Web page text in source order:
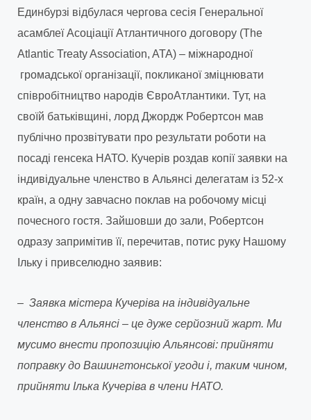
Единбурзі відбулася чергова сесія Генеральної
асамблеї Асоціації Атлантичного договору (The
Atlantic Treaty Association, ATA) – міжнародної
громадської організації, покликаної зміцнювати
співробітництво народів ЄвроАтлантики. Тут, на
своїй батьківщині, лорд Джордж Робертсон мав
публічно прозвітувати про результати роботи на
посаді генсека НАТО. Кучерів роздав копії заявки на
індивідуальне членство в Альянсі делегатам із 52-х
країн, а одну завчасно поклав на робочому місці
почесного гостя. Зайшовши до зали, Робертсон
одразу запримітив її, перечитав, потис руку Нашому
Ільку і привселюдно заявив:
– Заявка містера Кучеріва на індивідуальне
членство в Альянсі – це дуже серйозний жарт. Ми
мусимо внести пропозицію Альянсові: прийняти
поправку до Вашингтонської угоди і, таким чином,
прийняти Ілька Кучеріва в члени НАТО.